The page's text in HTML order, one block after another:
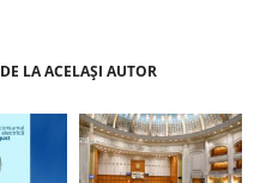
DE LA ACELAȘI AUTOR